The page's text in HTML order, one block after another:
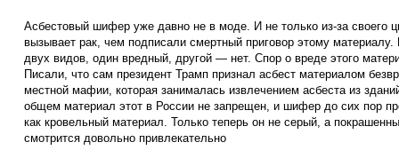
Асбестовый шифер уже давно не в моде. И не только из-за своего
вызывает рак, чем подписали смертный приговор этому материалу.
двух видов, один вредный, другой — нет. Спор о вреде этого
Писали, что сам президент Трамп признал асбест материалом
местной мафии, которая занималась извлечением асбеста из
общем материал этот в России не запрещен, и шифер до сих пор
как кровельный материал. Только теперь он не серый, а
смотрится довольно привлекательно